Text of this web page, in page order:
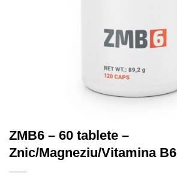
ZMB6 – 60 tablete –
Znic/Magneziu/Vitamina B6